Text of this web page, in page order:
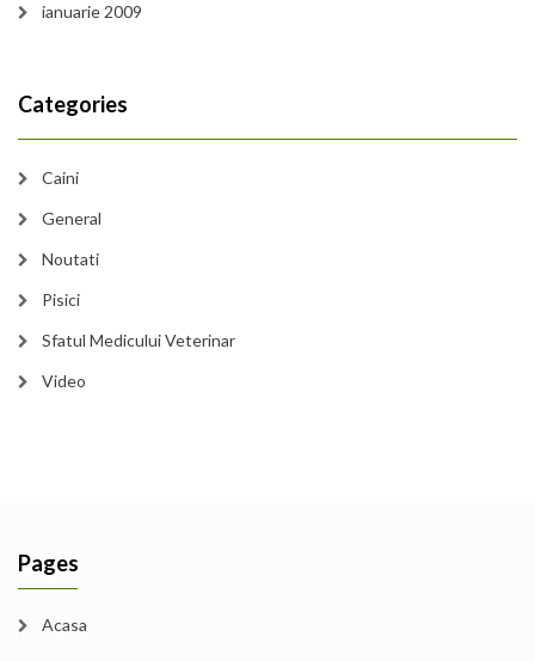
ianuarie 2009
Categories
Caini
General
Noutati
Pisici
Sfatul Medicului Veterinar
Video
Pages
Acasa